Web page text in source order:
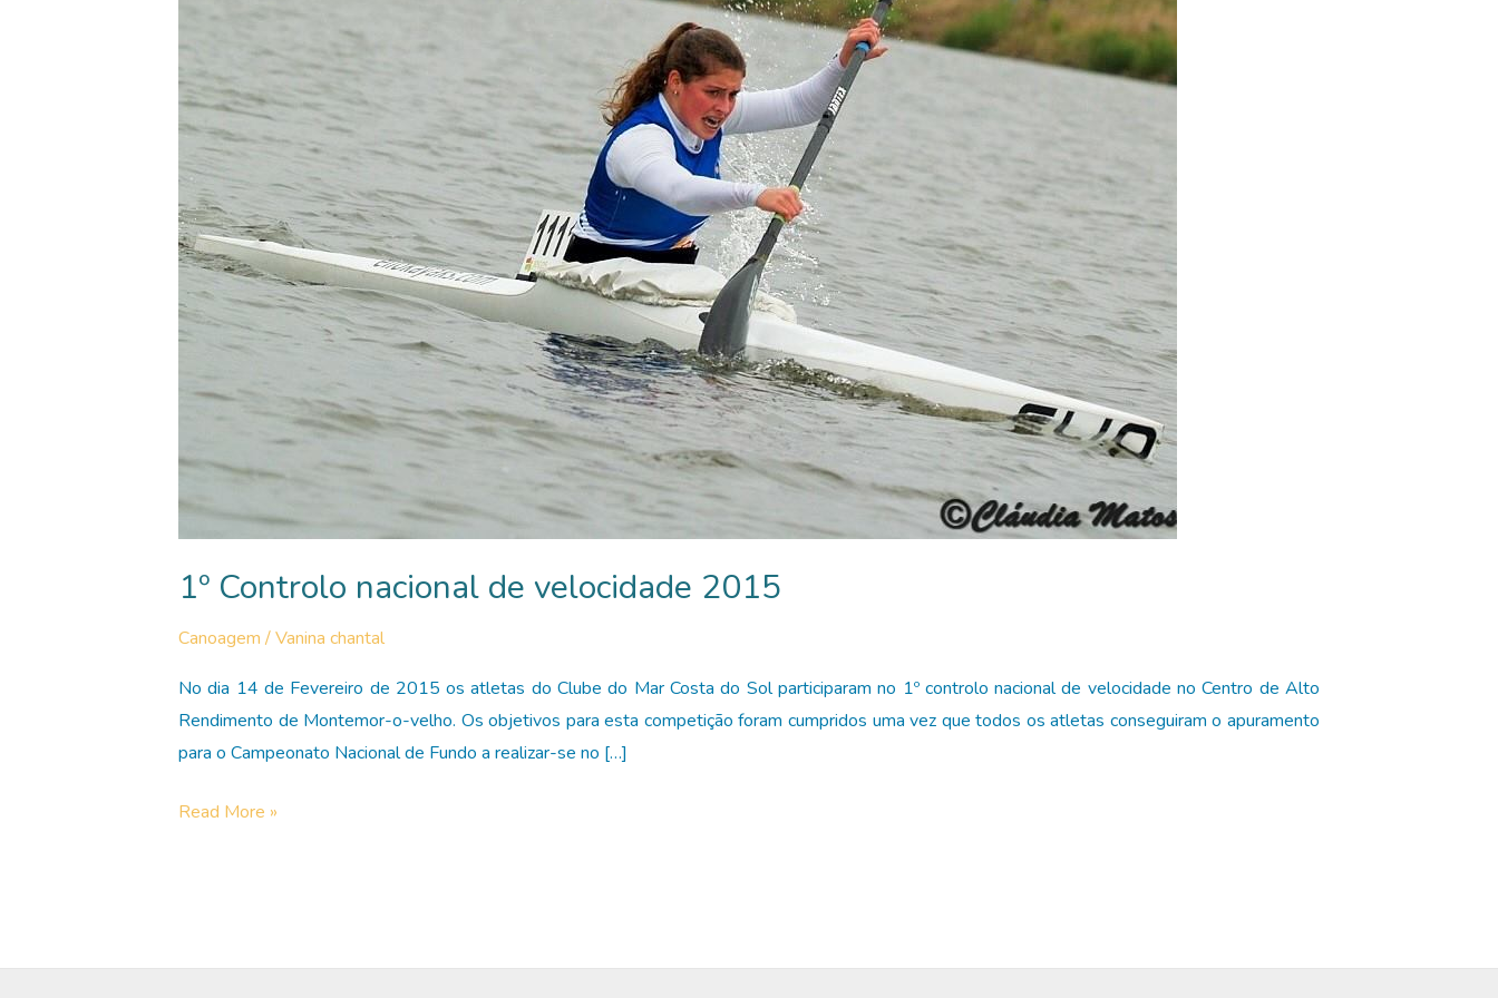
1º Controlo nacional de velocidade 2015
Canoagem /Vanina chantal
No dia 14 de Fevereiro de 2015 os atletas do Clube do Mar Costa do Sol participaram no 1º controlo nacional de velocidade no Centro de Alto
Rendimento de Montemor-o-velho. Os objetivos para esta competição foram cumpridos uma vez que todos os atletas conseguiram o apuramento
para o Campeonato Nacional de Fundo a realizar-se no […]
1º
2015
Read More »